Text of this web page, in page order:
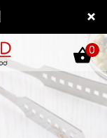
×
0